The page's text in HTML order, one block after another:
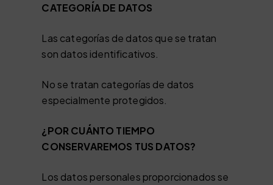
CATEGORÍA DE DATOS
Las categorías de datos que se tratan
son datos identificativos.
No se tratan categorías de datos
especialmente protegidos.
¿POR CUÁNTO TIEMPO
CONSERVAREMOS TUS DATOS?
Los datos personales proporcionados se